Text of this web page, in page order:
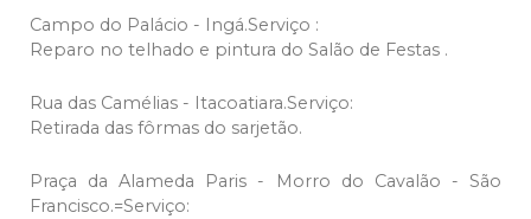
Campo do Palácio - Ingá.Serviço :
Reparo no telhado e pintura do Salão de Festas .
Rua das Camélias - Itacoatiara.Serviço:
Retirada das fôrmas do sarjetão.
Praça da Alameda Paris - Morro do Cavalão - São
Francisco.=Serviço: